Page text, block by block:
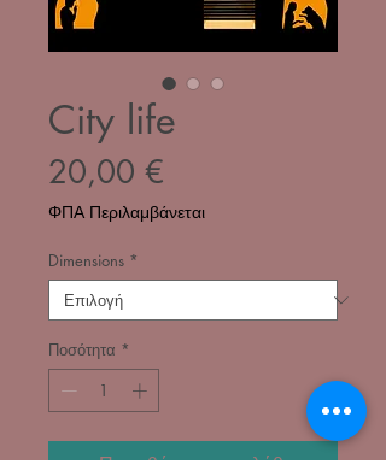
City life
20,00 €
ΦΠΑ Περιλαμβάνεται
Dimensions *
Ποσότητα *
Προσθήκη στο καλάθι